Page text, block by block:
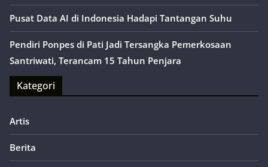
Pusat Data AI di Indonesia Hadapi Tantangan Suhu
Pendiri Ponpes di Pati Jadi Tersangka Pemerkosaan
Santriwati, Terancam 15 Tahun Penjara
Kategori
Artis
Berita